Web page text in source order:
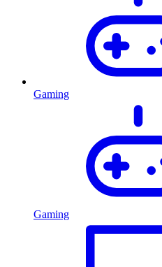
Gaming
Gaming